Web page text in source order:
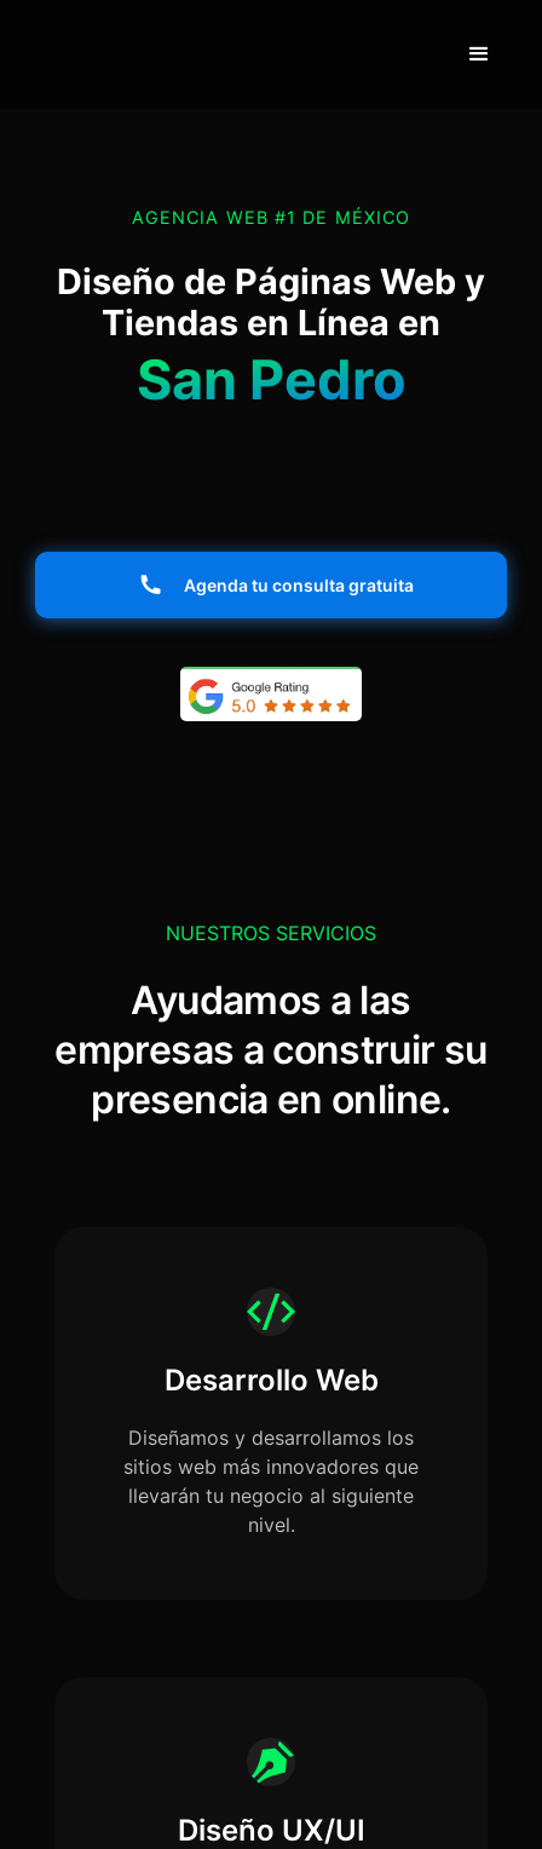
AGENCIA WEB #1 DE MÉXICO
Diseño de Páginas Web y
Tiendas en Línea en
San Pedro
Agenda tu consulta gratuita
NUESTROS SERVICIOS
Ayudamos a las
empresas a construir su
presencia en online.
Desarrollo Web
Diseñamos y desarrollamos los
sitios web más innovadores que
llevarán tu negocio al siguiente
nivel.
Diseño UX/UI